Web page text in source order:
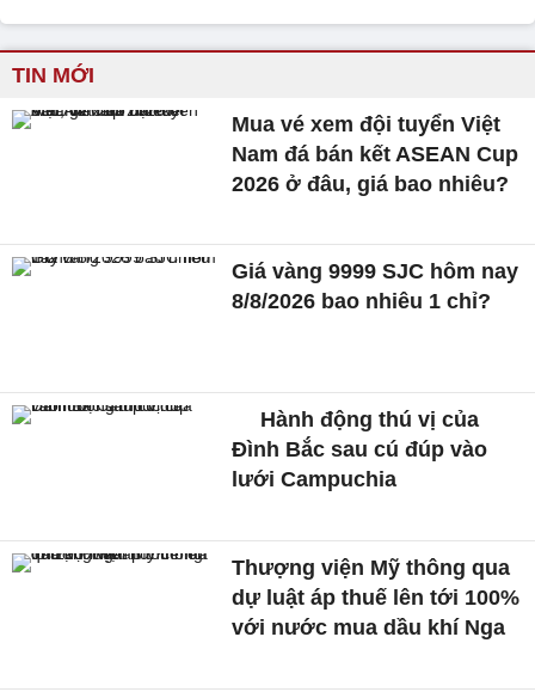
TIN MỚI
Mua vé xem đội tuyển Việt
Nam đá bán kết ASEAN Cup
2026 ở đâu, giá bao nhiêu?
Giá vàng 9999 SJC hôm nay
8/8/2026 bao nhiêu 1 chỉ?
Hành động thú vị của
Đình Bắc sau cú đúp vào
lưới Campuchia
Thượng viện Mỹ thông qua
dự luật áp thuế lên tới 100%
với nước mua dầu khí Nga